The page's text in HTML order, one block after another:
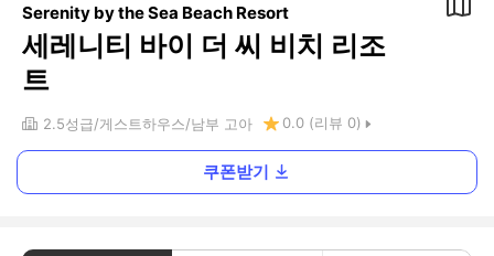
Serenity by the Sea Beach Resort
세레니티 바이 더 씨 비치 리조
트
2.5성급 게스트하우스 남부 고아 0.0 (리뷰 0)
쿠폰받기